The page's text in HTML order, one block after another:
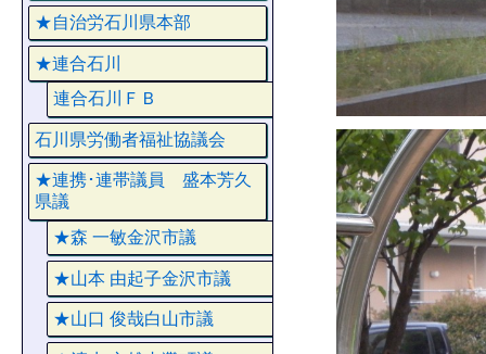
★自治労石川県本部
★連合石川
連合石川ＦＢ
石川県労働者福祉協議会
★連携･連帯議員 盛本芳久
県議
★森 一敏金沢市議
★山本 由起子金沢市議
★山口 俊哉白山市議